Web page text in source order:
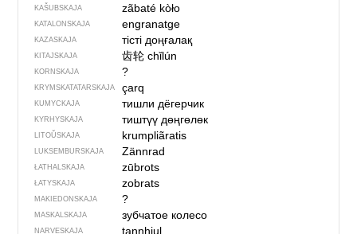
KAŠUBSKAJA zãbaté kòło
KATALONSKAJA engranatge
KAZASKAJA тісті доңғалақ
KITAJSKAJA 齿轮chǐlún
KORNSKAJA ?
KRYMSKA­TATARSKAJA çarq
KUMYCKAJA тишли дёгерчик
KYRHYSKAJA тиштүү дөңгөлөк
LITOŬSKAJA krumpliãratis
LUKSEMBURSKAJA Zännrad
ŁATHALSKAJA zūbrots
ŁATYSKAJA zobrats
MAKIEDONSKAJA ?
MASKALSKAJA зубчатое колесо
NARVESKAJA tannhjul